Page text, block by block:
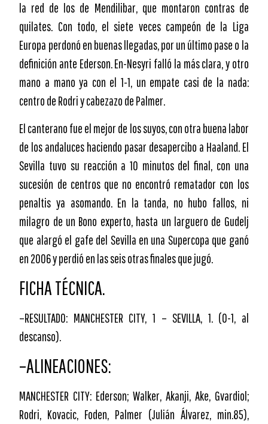
la red de los de Mendilibar, que montaron contras de
quilates. Con todo, el siete veces campeón de la Liga
Europa perdonó en buenas llegadas, por un último pase o la
definición ante Ederson. En-Nesyri falló la más clara, y otro
mano a mano ya con el 1-1, un empate casi de la nada:
centro de Rodri y cabezazo de Palmer.
El canterano fue el mejor de los suyos, con otra buena labor
de los andaluces haciendo pasar desapercibo a Haaland. El
Sevilla tuvo su reacción a 10 minutos del final, con una
sucesión de centros que no encontró rematador con los
penaltis ya asomando. En la tanda, no hubo fallos, ni
milagro de un Bono experto, hasta un larguero de Gudelj
que alargó el gafe del Sevilla en una Supercopa que ganó
en 2006 y perdió en las seis otras finales que jugó.
FICHA TÉCNICA.
–RESULTADO: MANCHESTER CITY, 1 – SEVILLA, 1. (0-1, al
descanso).
–ALINEACIONES:
MANCHESTER CITY: Ederson; Walker, Akanji, Ake, Gvardiol;
Rodri, Kovacic, Foden, Palmer (Julián Álvarez, min.85),